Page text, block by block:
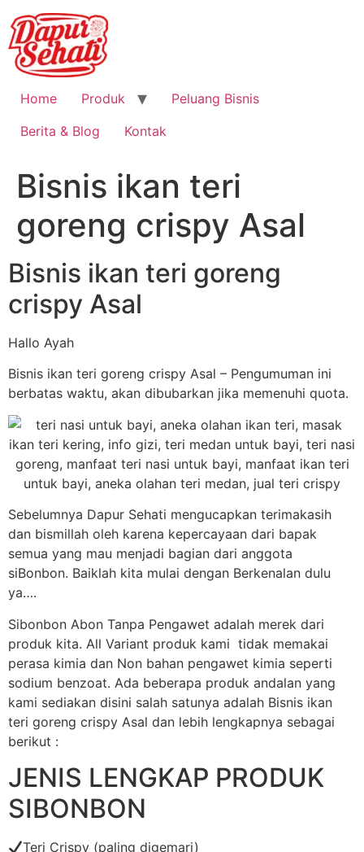
Home Produk
Peluang Bisnis
Berita & Blog
Kontak
Bisnis ikan teri
goreng crispy Asal
Bisnis ikan teri goreng
crispy Asal
Hallo Ayah
Bisnis ikan teri goreng crispy Asal – Pengumuman ini
berbatas waktu, akan dibubarkan jika memenuhi quota.
Sebelumnya Dapur Sehati mengucapkan terimakasih
dan bismillah oleh karena kepercayaan dari bapak
semua yang mau menjadi bagian dari anggota
siBonbon. Baiklah kita mulai dengan Berkenalan dulu
ya….
Sibonbon Abon Tanpa Pengawet adalah merek dari
produk kita. All Variant produk kami tidak memakai
perasa kimia dan Non bahan pengawet kimia seperti
sodium benzoat. Ada beberapa produk andalan yang
kami sediakan disini salah satunya adalah Bisnis ikan
teri goreng crispy Asal dan lebih lengkapnya sebagai
berikut :
JENIS LENGKAP PRODUK
SIBONBON
Teri Crispy (paling digemari)